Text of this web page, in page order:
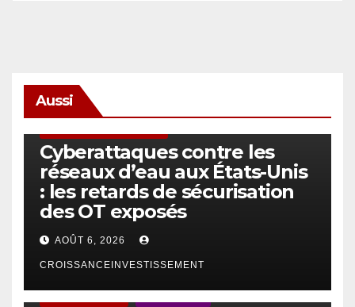
Aussi
Cyberattaques contre les
réseaux d’eau aux États-Unis
: les retards de sécurisation
des OT exposés
AOÛT 6, 2026
CROISSANCEINVESTISSEMENT